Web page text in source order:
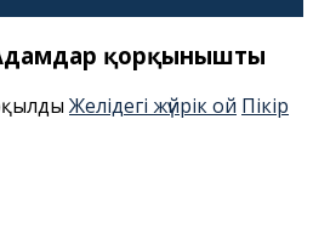
қорқынышты
Желідегі жүйрік ой Пікір